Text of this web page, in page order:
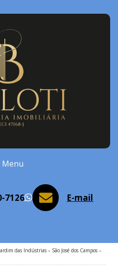
Menu
7126 WhatsApp
E-mail
das Indústrias – São José dos Campos –